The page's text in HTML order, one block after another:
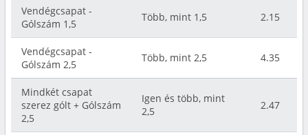
Vendégcsapat -
Gólszám 1,5
Több, mint 1,5 2.15
Vendégcsapat -
Gólszám 2,5
Több, mint 2,5 4.35
Mindkét csapat
szerez gólt + Gólszám
2,5
Igen és több, mint
2,5
2.47